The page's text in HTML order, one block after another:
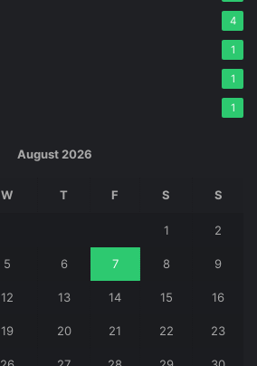
4
1
1
1
August 2026
W T F S S
1 2
5 6 7 8 9
12 13 14 15 16
19 20 21 22 23